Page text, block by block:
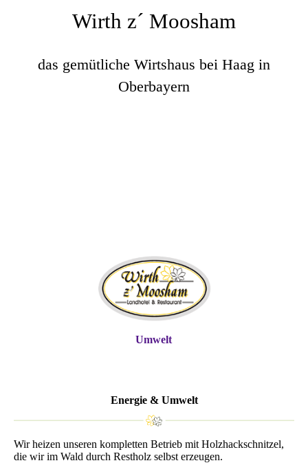
Wirth z´ Moosham
das gemütliche Wirtshaus bei Haag in
Oberbayern
Umwelt
Energie & Umwelt
Wir heizen unseren kompletten Betrieb mit Holzhackschnitzel,
die wir im Wald durch Restholz selbst erzeugen.